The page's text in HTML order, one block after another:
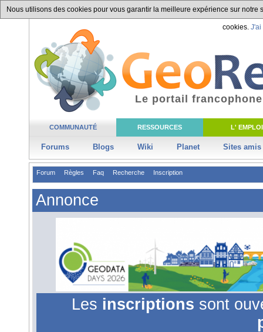
Nous utilisons des cookies pour vous garantir la meilleure expérience sur
cookies. J'ai
COMMUNAUTÉ RESSOURCES L' EMPLOI
Forums Blogs Wiki Planet Sites amis
Le portail
Forum Règles Faq Recherche Inscription
Annonce
Les inscriptions sont